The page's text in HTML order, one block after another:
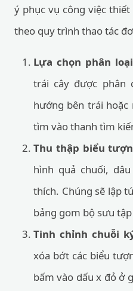
ý phục vụ công việc
theo quy trình thao tác
Lựa chọn phân
trái cây được phân
hướng bên trái hoặc
tìm vào thanh tìm
Thu thập biểu
hình quả chuối,
thích. Chúng sẽ lập
bảng gom bộ sưu
Tinh chỉnh chuỗi
xóa bớt các biểu
bấm vào dấu x đỏ ở